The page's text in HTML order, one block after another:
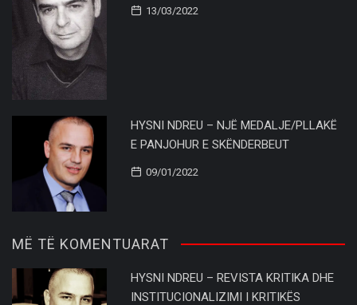
13/03/2022
HYSNI NDREU – NJË MEDALJE/PLLAKË
E PANJOHUR E SKËNDERBEUT
09/01/2022
MË TË KOMENTUARAT
HYSNI NDREU – REVISTA KRITIKA DHE
INSTITUCIONALIZIMI I KRITIKËS